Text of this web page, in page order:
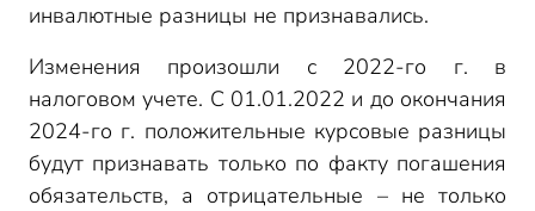
инвалютные разницы не признавались.
Изменения произошли с 2022-го г. в
налоговом учете. С 01.01.2022 и до окончания
2024-го г. положительные курсовые разницы
будут признавать только по факту погашения
обязательств, а отрицательные – не только